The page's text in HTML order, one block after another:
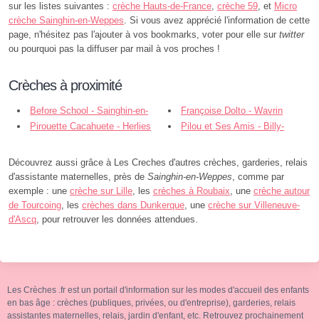
sur les listes suivantes : crèche Hauts-de-France, crèche 59, et Micro
crèche Sainghin-en-Weppes. Si vous avez apprécié l'information de cette
page, n'hésitez pas l'ajouter à vos bookmarks, voter pour elle sur twitter
ou pourquoi pas la diffuser par mail à vos proches !
Crèches à proximité
Before School - Sainghin-en-
Weppes
Françoise Dolto - Wavrin
Pirouette Cacahuete - Herlies
Pilou et Ses Amis - Billy-
Découvrez aussi grâce à Les Creches d'autres crèches, garderies, relais
d'assistante maternelles, près de Sainghin-en-Weppes, comme par
exemple : une crèche sur Lille, les crèches à Roubaix, une crèche autour
de Tourcoing, les crèches dans Dunkerque, une crèche sur Villeneuve-
d'Ascq, pour retrouver les données attendues.
Les Crèches .fr est un portail d'information sur les modes d'accueil des enfants
en bas âge : crèches (publiques, privées, ou d'entreprise), garderies, relais
assistantes maternelles, relais, jardin d'enfant, etc. Retrouvez prochainement